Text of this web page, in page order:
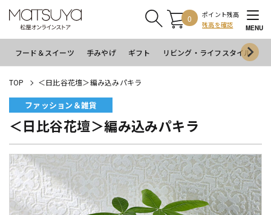
0
ポイント残高
残高を確認
MENU
フード＆スイーツ 手みやげ ギフト リビング・ライフスタイル
TOP ＜日比谷花壇＞編み込みパキラ
ファッション＆雑貨
＜日比谷花壇＞編み込みパキラ